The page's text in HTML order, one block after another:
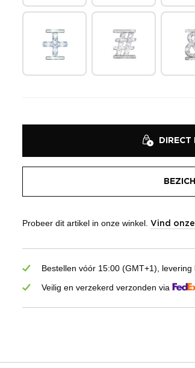
DIRECT
Probeer dit artikel in onze winkel. Vind onze
Bestellen vóór 15:00 (GMT+1),
Veilig en verzekerd verzonden via